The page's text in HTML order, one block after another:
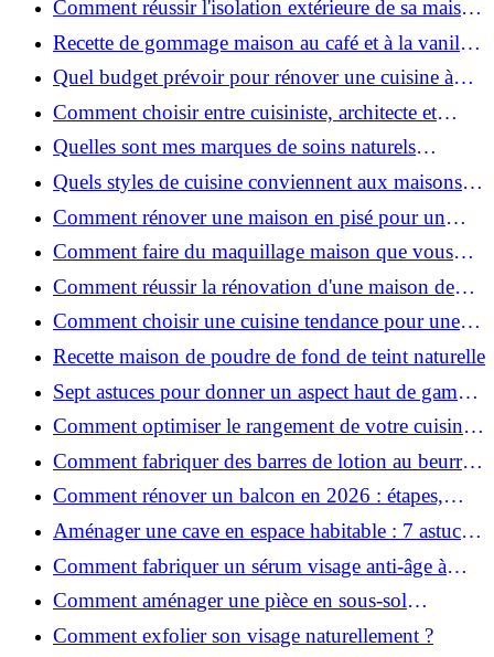
Comment réussir l'isolation extérieure de sa maison
pour une rénovation performante et durable ?
Recette de gommage maison au café et à la vanille
pour une peau douce
Quel budget prévoir pour rénover une cuisine à
Voiron en 2026 : coûts et aides locales ?
Comment choisir entre cuisiniste, architecte et
contractant général à Voiron ?
Quelles sont mes marques de soins naturels
préférées ?
Quels styles de cuisine conviennent aux maisons et
appartements du Voironnais ?
Comment rénover une maison en pisé pour un
habitat sain et performant ?
Comment faire du maquillage maison que vous
utiliserez vraiment ?
Comment réussir la rénovation d'une maison de
ville en 2026 ?
Comment choisir une cuisine tendance pour une
rénovation en 2026 ?
Recette maison de poudre de fond de teint naturelle
Sept astuces pour donner un aspect haut de gamme
à votre cuisine
Comment optimiser le rangement de votre cuisine
et gagner de la place ?
Comment fabriquer des barres de lotion au beurre
de karité ?
Comment rénover un balcon en 2026 : étapes,
budget et matériaux ?
Aménager une cave en espace habitable : 7 astuces
essentielles
Comment fabriquer un sérum visage anti-âge à
l'huile de rose musquée ?
Comment aménager une pièce en sous-sol
efficacement ?
Comment exfolier son visage naturellement ?